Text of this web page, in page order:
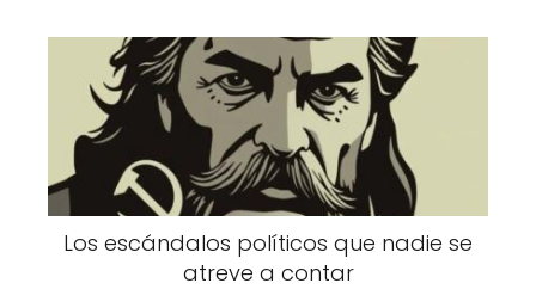
Los escándalos políticos que nadie se
atreve a contar